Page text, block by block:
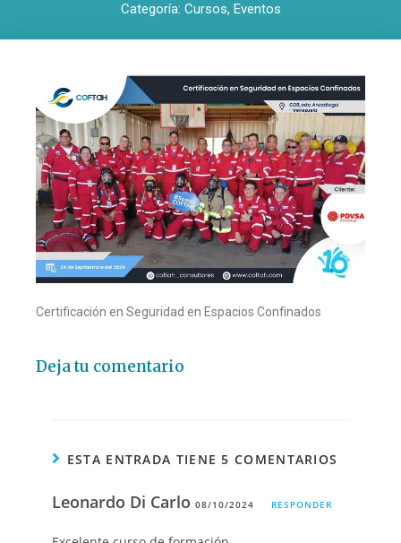
Categoría: Cursos, Eventos
Certificación en Seguridad en Espacios Confinados
Deja tu comentario
ESTA ENTRADA TIENE 5 COMENTARIOS
Leonardo Di Carlo08/10/2024 RESPONDER